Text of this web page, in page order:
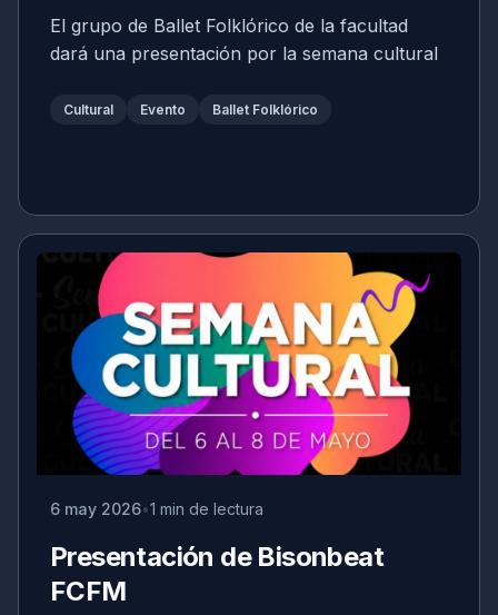
El grupo de Ballet Folklórico de la facultad
dará una presentación por la semana cultural
Cultural Evento Ballet Folklórico
6 may 2026 1 min de lectura
Presentación de Bisonbeat
FCFM